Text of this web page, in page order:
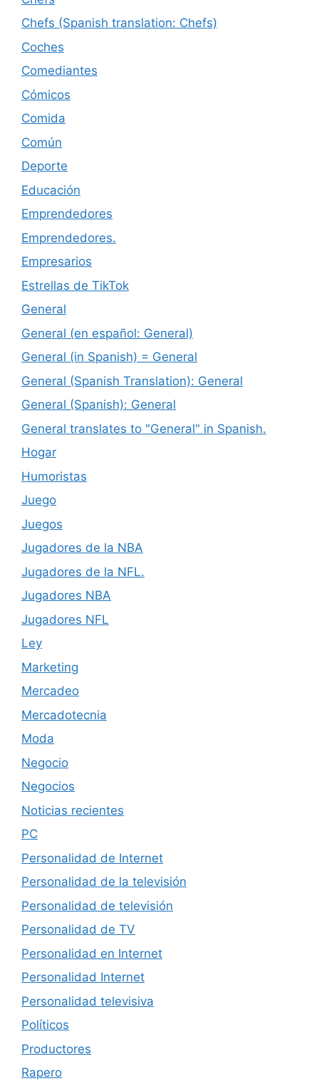
Chefs (Spanish translation: Chefs)
Coches
Comediantes
Cómicos
Comida
Común
Deporte
Educación
Emprendedores
Emprendedores.
Empresarios
Estrellas de TikTok
General
General (en español: General)
General (in Spanish) = General
General (Spanish Translation): General
General (Spanish): General
General translates to "General" in Spanish.
Hogar
Humoristas
Juego
Juegos
Jugadores de la NBA
Jugadores de la NFL.
Jugadores NBA
Jugadores NFL
Ley
Marketing
Mercadeo
Mercadotecnia
Moda
Negocio
Negocios
Noticias recientes
PC
Personalidad de Internet
Personalidad de la televisión
Personalidad de televisión
Personalidad de TV
Personalidad en Internet
Personalidad Internet
Personalidad televisiva
Políticos
Productores
Rapero